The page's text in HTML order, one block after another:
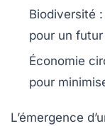
Biodiversité
pour un
Économie
pour
L’émergence